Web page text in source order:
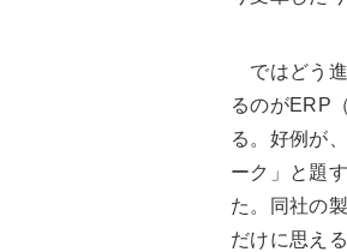
ではどう進
るのがERP
る。好例が
ーク」と題
た。同社の
だけに思え